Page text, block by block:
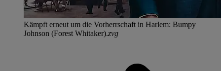
Kämpft erneut um die Vorherrschaft in Harlem: Bumpy
Johnson (Forest Whitaker).zvg